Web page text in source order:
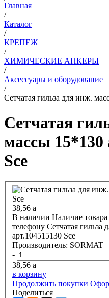
Главная
/
Каталог
/
КРЕПЕЖ
/
ХИМИЧЕСКИЕ АНКЕРЫ
/
Аксессуары и оборудование
/
Сетчатая гильза для инж.
Сетчатая
массы 15*130
Sce
38,56 a
В наличии Наличие
телефону Сетчатая гильза
арт.104515130 Sce
Производитель: SORMAT
-
38,56 a
в корзину
Продолжить покупки
Поделиться